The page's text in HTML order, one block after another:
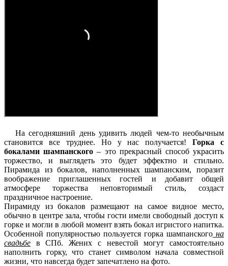
На сегодняшний день удивить людей чем-то необычным
становится все труднее. Но у нас получается!Горка с
бокалами шампанского– это прекрасный способ украсить
торжество, и выглядеть это будет эффектно и стильно.
Пирамида из бокалов, наполненных шампанским, поразит
воображение приглашенных гостей и добавит общей
атмосфере торжества неповторимый стиль, создаст
праздничное настроение.
Пирамиду из бокалов размещают на самое видное место,
обычно в центре зала, чтобы гости имели свободный доступ к
горке и могли в любой момент взять бокал игристого напитка.
Особенной популярностью пользуется горка шампанского на
свадьбе в СПб. Жених с невестой могут самостоятельно
наполнить горку, что станет символом начала совместной
жизни, что навсегда будет запечатлено на фото.